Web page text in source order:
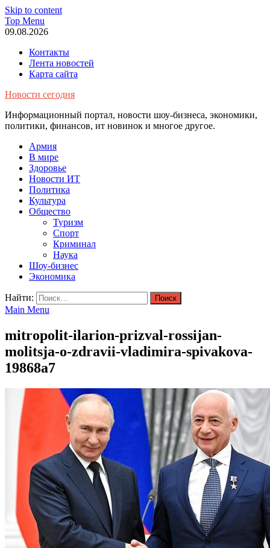
Skip to content
Top Menu
09.08.2026
Контакты
Лента новостей
Карта сайта
Новости сегодня
Информационный портал, новости шоу-бизнеса, экономики,
политики, финансов, ит новинок и многое другое.
Армия
В мире
Здоровье
Новости ИТ
Политика
Культура
Общество
Туризм
Спорт
Криминал
Наука
Шоу-бизнес
Экономика
Найти:
Main Menu
mitropolit-ilarion-prizval-rossijan-
molitsja-o-zdravii-vladimira-spivakova-
19868a7